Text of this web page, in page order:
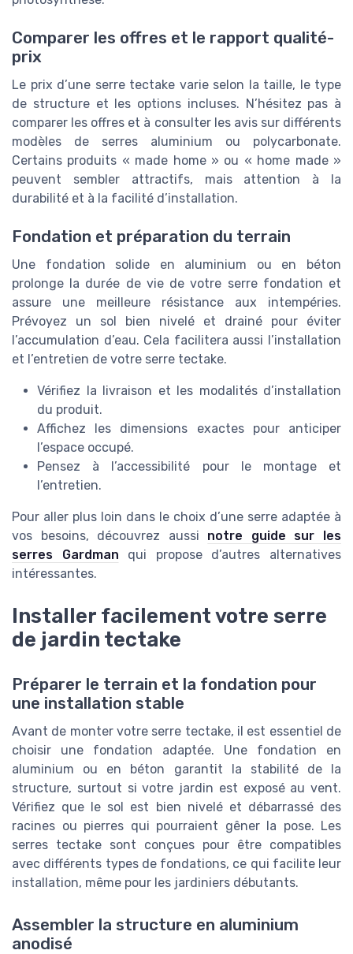
Comparer les offres et le rapport qualité-
prix
Le prix d’une serre tectake varie selon la taille, le type
de structure et les options incluses. N’hésitez pas à
comparer les offres et à consulter les avis sur différents
modèles de serres aluminium ou polycarbonate.
Certains produits « made home » ou « home made »
peuvent sembler attractifs, mais attention à la
durabilité et à la facilité d’installation.
Fondation et préparation du terrain
Une fondation solide en aluminium ou en béton
prolonge la durée de vie de votre serre fondation et
assure une meilleure résistance aux intempéries.
Prévoyez un sol bien nivelé et drainé pour éviter
l’accumulation d’eau. Cela facilitera aussi l’installation
et l’entretien de votre serre tectake.
Vérifiez la livraison et les modalités d’installation
du produit.
Affichez les dimensions exactes pour anticiper
l’espace occupé.
Pensez à l’accessibilité pour le montage et
l’entretien.
Pour aller plus loin dans le choix d’une serre adaptée à
vos besoins, découvrez aussi notre guide sur les
serres Gardman qui propose d’autres alternatives
intéressantes.
Installer facilement votre serre
de jardin tectake
Préparer le terrain et la fondation pour
une installation stable
Avant de monter votre serre tectake, il est essentiel de
choisir une fondation adaptée. Une fondation en
aluminium ou en béton garantit la stabilité de la
structure, surtout si votre jardin est exposé au vent.
Vérifiez que le sol est bien nivelé et débarrassé des
racines ou pierres qui pourraient gêner la pose. Les
serres tectake sont conçues pour être compatibles
avec différents types de fondations, ce qui facilite leur
installation, même pour les jardiniers débutants.
Assembler la structure en aluminium
anodisé